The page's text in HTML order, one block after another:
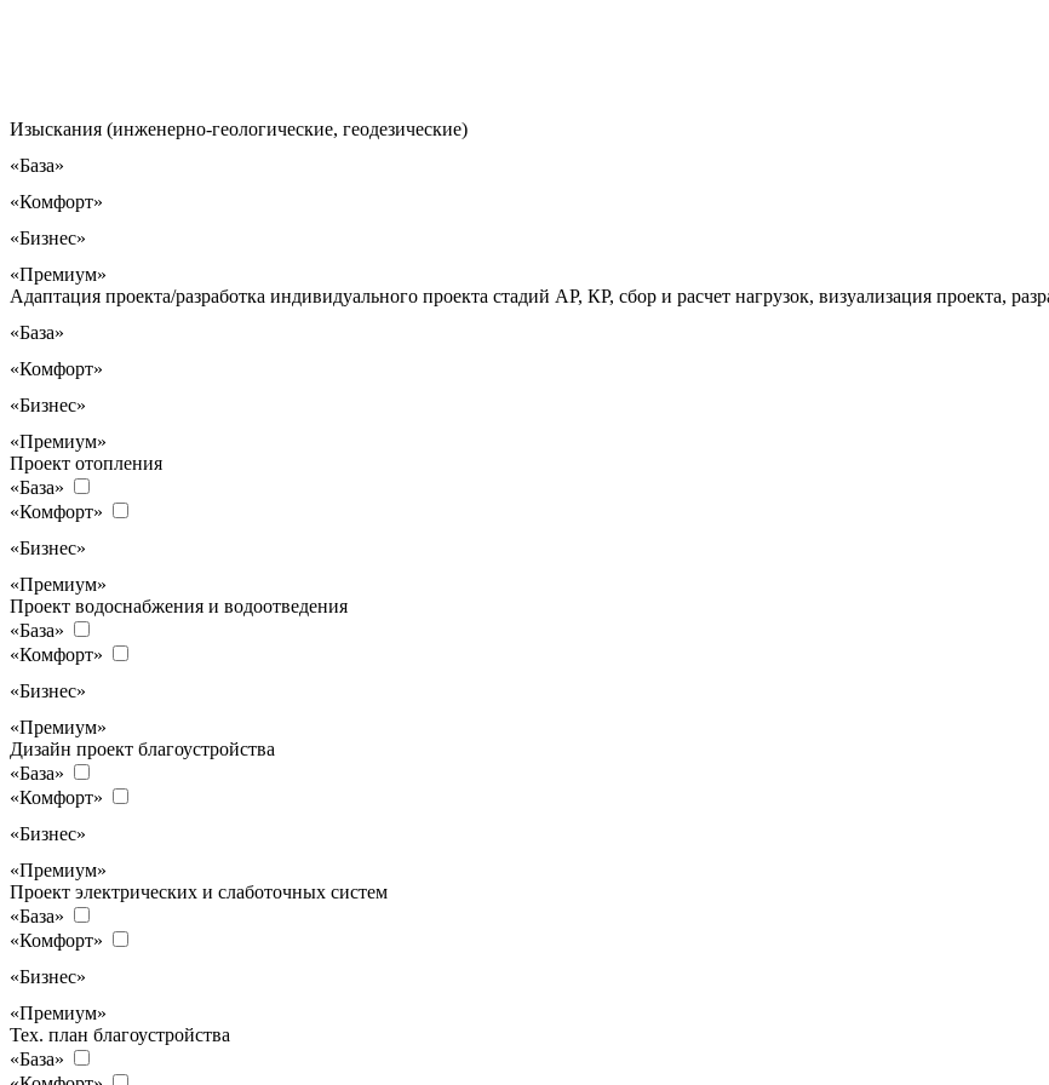
Изыскания (инженерно-геологические, геодезические)
«База»
«Комфорт»
«Бизнес»
«Премиум»
Адаптация проекта/разработка индивидуального проекта стадий АР, КР, сбор и расчет нагрузок, визуализация проекта,
«База»
«Комфорт»
«Бизнес»
«Премиум»
Проект отопления
«База»
«Комфорт»
«Бизнес»
«Премиум»
Проект водоснабжения и водоотведения
«База»
«Комфорт»
«Бизнес»
«Премиум»
Дизайн проект благоустройства
«База»
«Комфорт»
«Бизнес»
«Премиум»
Проект электрических и слаботочных систем
«База»
«Комфорт»
«Бизнес»
«Премиум»
Тех. план благоустройства
«База»